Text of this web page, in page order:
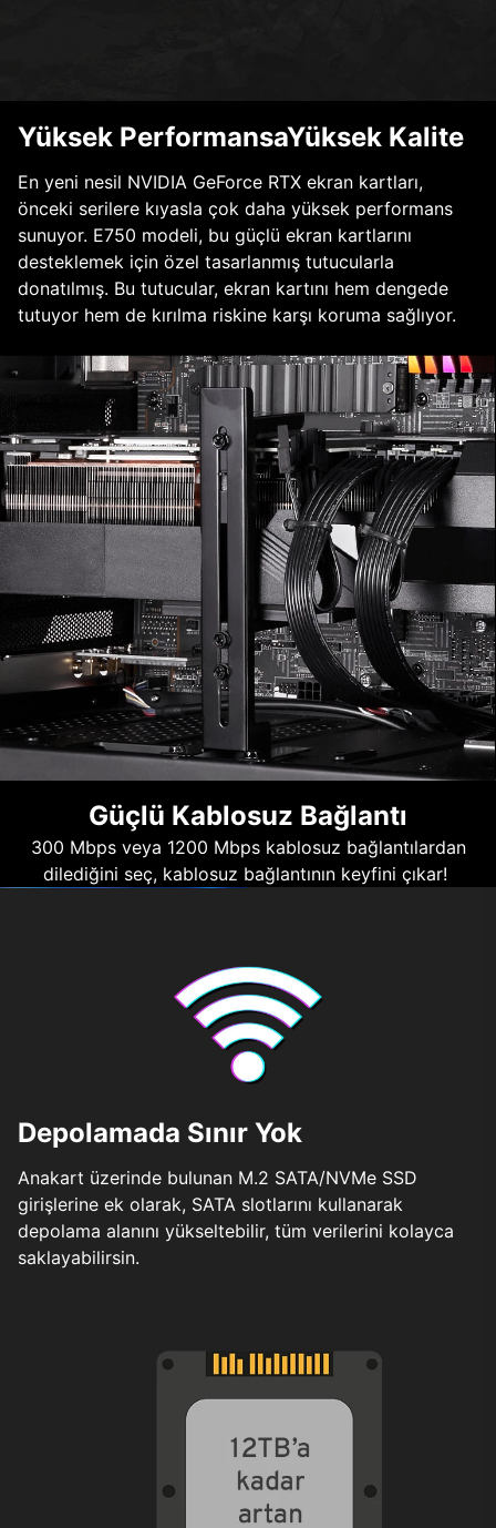
Yüksek PerformansaYüksek Kalite
En yeni nesil NVIDIA GeForce RTX ekran kartları,
önceki serilere kıyasla çok daha yüksek performans
sunuyor. E750 modeli, bu güçlü ekran kartlarını
desteklemek için özel tasarlanmış tutucularla
donatılmış. Bu tutucular, ekran kartını hem dengede
tutuyor hem de kırılma riskine karşı koruma sağlıyor.
Güçlü Kablosuz Bağlantı
300 Mbps veya 1200 Mbps kablosuz bağlantılardan
dilediğini seç, kablosuz bağlantının keyfini çıkar!
Depolamada Sınır Yok
Anakart üzerinde bulunan M.2 SATA/NVMe SSD
girişlerine ek olarak, SATA slotlarını kullanarak
depolama alanını yükseltebilir, tüm verilerini kolayca
saklayabilirsin.